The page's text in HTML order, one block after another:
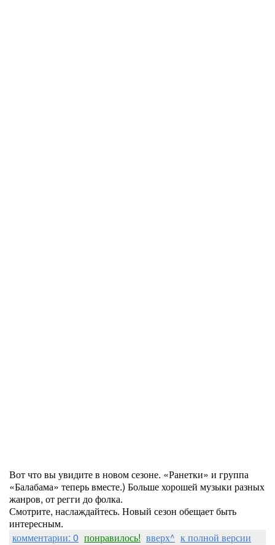
Вот что вы увидите в новом сезоне. «Ранетки» и группа
«Балабама» теперь вместе.) Больше хорошей музыки разных
жанров, от регги до фолка.
Смотрите, наслаждайтесь. Новый сезон обещает быть
интересным.
комментарии: 0 понравилось! вверх^ к полной версии